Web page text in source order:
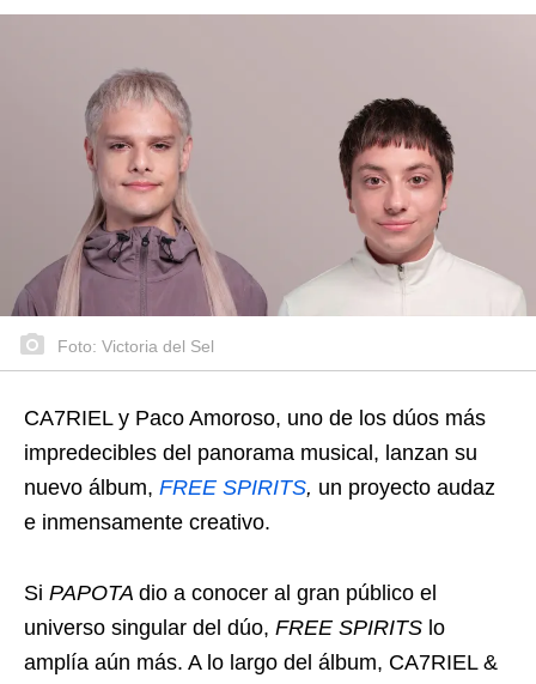
Foto: Victoria del Sel
CA7RIEL y Paco Amoroso, uno de los dúos más
impredecibles del panorama musical, lanzan su
nuevo álbum, FREE SPIRITS, un proyecto audaz
e inmensamente creativo.
Si PAPOTA dio a conocer al gran público el
universo singular del dúo, FREE SPIRITS lo
amplía aún más. A lo largo del álbum, CA7RIEL &